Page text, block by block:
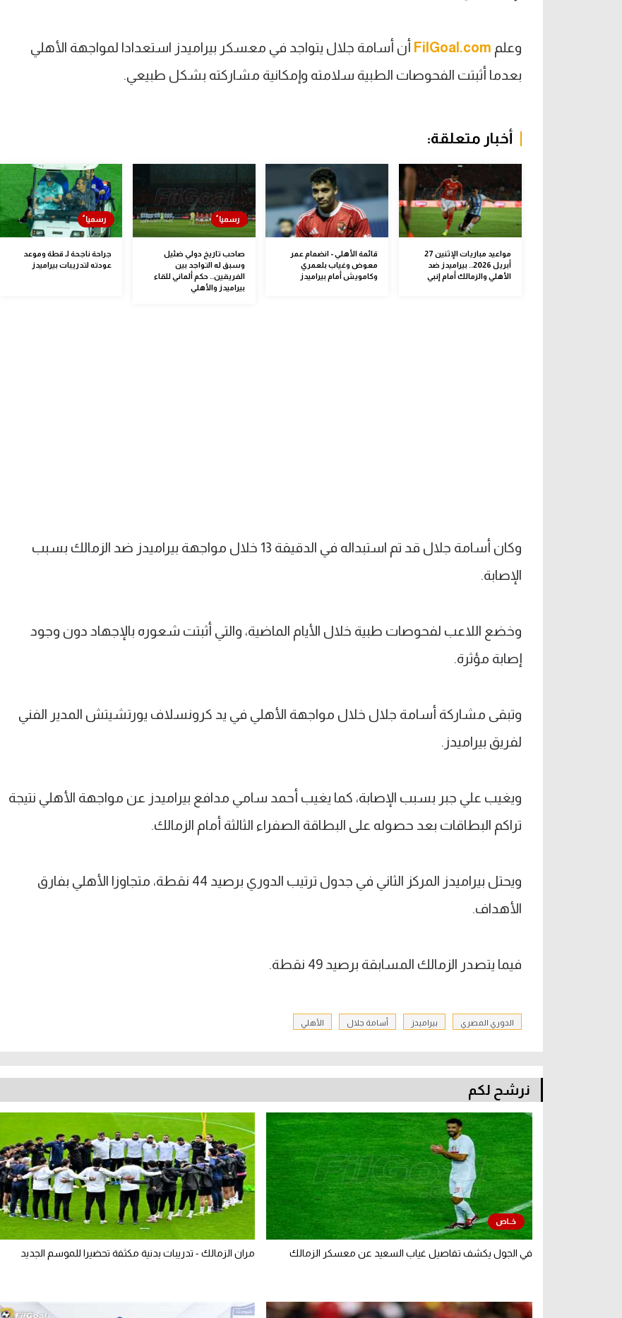
وعلم FilGoal.com أن أسامة جلال يتواجد في معسكر بيراميدز استعدادا لمواجهة الأهلي
بعدما أثبتت الفحوصات الطبية سلامته وإمكانية مشاركته بشكل طبيعي.
أخبار متعلقة:
مواعيد مباريات الإثنين 27
أبريل 2026.. بيراميدز ضد
الأهلي والزمالك أمام إنبي
قائمة الأهلي - انضمام عمر
معوض وغياب بلعمري
وكامويش أمام بيراميدز
صاحب تاريخ دولي ضئيل
وسبق له التواجد بين
الفريقين.. حكم ألماني للقاء
بيراميدز والأهلي
جراحة ناجحة لـ قطة وموعد
عودته لتدريبات بيراميدز
وكان أسامة جلال قد تم استبداله في الدقيقة 13 خلال مواجهة بيراميدز ضد الزمالك بسبب
الإصابة.
وخضع اللاعب لفحوصات طبية خلال الأيام الماضية، والتي أثبتت شعوره بالإجهاد دون وجود
إصابة مؤثرة.
وتبقى مشاركة أسامة جلال خلال مواجهة الأهلي في يد كرونسلاف يورتشيتش المدير الفني
لفريق بيراميدز.
ويغيب علي جبر بسبب الإصابة، كما يغيب أحمد سامي مدافع بيراميدز عن مواجهة الأهلي نتيجة
تراكم البطاقات بعد حصوله على البطاقة الصفراء الثالثة أمام الزمالك.
ويحتل بيراميدز المركز الثاني في جدول ترتيب الدوري برصيد 44 نقطة، متجاوزا الأهلي بفارق
الأهداف.
فيما يتصدر الزمالك المسابقة برصيد 49 نقطة.
الدوري المصري بيراميدز أسامة جلال الأهلي
نرشح لكم
في الجول يكشف تفاصيل غياب السعيد عن معسكر الزمالك مران الزمالك - تدريبات بدنية مكثفة تحضيرا للموسم الجديد